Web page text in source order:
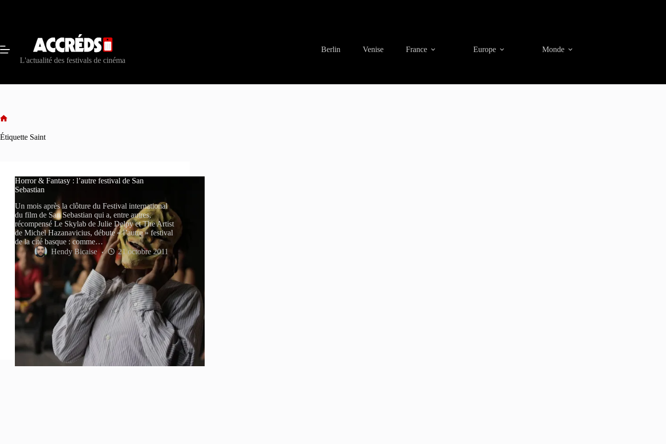
L'actualité des festivals de cinéma
Berlin Venise France Europe Monde
Étiquette Saint
Horror & Fantasy : l’autre festival de San
Sebastian
Un mois après la clôture du Festival international
du film de San Sebastian qui a, entre autres,
récompensé Le Skylab de Julie Delpy et The Artist
de Michel Hazanavicius, débute « l’autre » festival
de la cité basque : comme…
Hendy Bicaise
21 octobre 2011